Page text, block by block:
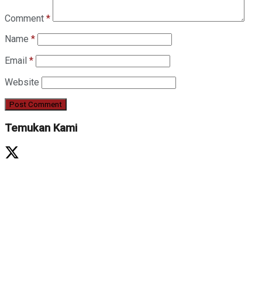
Comment *
Name *
Email *
Website
Temukan Kami